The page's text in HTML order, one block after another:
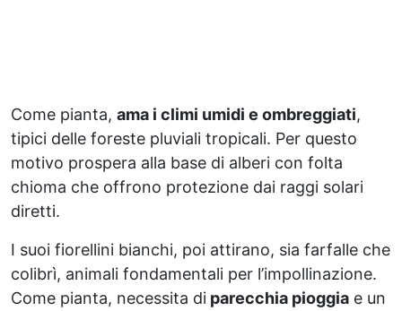
Come pianta, ama i climi umidi e ombreggiati,
tipici delle foreste pluviali tropicali. Per questo
motivo prospera alla base di alberi con folta
chioma che offrono protezione dai raggi solari
diretti.
I suoi fiorellini bianchi, poi attirano, sia farfalle che
colibrì, animali fondamentali per l’impollinazione.
Come pianta, necessita di parecchia pioggia e un